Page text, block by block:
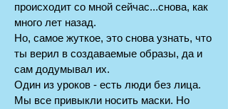
происходит со мной сейчас...снова, как
много лет назад.
Но, самое жуткое, это снова узнать, что
ты верил в создаваемые образы, да и
сам додумывал их.
Один из уроков - есть люди без лица.
Мы все привыкли носить маски. Но